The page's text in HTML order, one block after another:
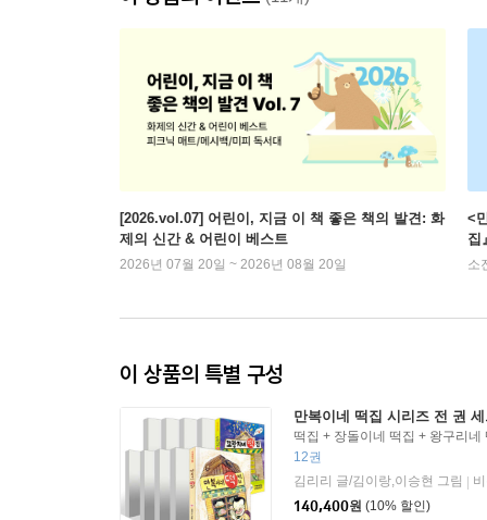
[2026.vol.07] 어린이, 지금 이 책 좋은 책의 발견: 화
제의 신간 & 어린이 베스트
2026년 07월 20일 ~ 2026년 08월 20일
<
집
소
이 상품의 특별 구성
만복이네 떡집 시리즈 전 권
떡집 + 장돌이네 떡집 + 왕구리네
집 + 하하 자매 떡집 + 랑랑 형제
+ 달콩이네 떡집 + 양순이네 떡집
12권
김리리 글/김이랑,이승현 그림
140,400원 (10% 할인)